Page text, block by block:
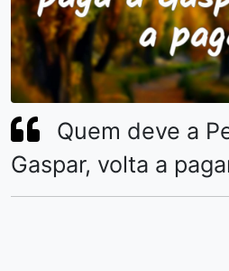
Quem deve a
Gaspar, volta a